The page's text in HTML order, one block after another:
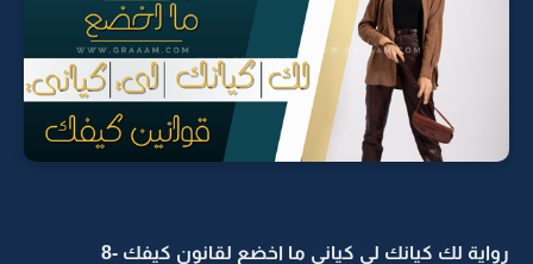
رواية لك كيانك لي كياني ما اخضع لقانون كيفك -8